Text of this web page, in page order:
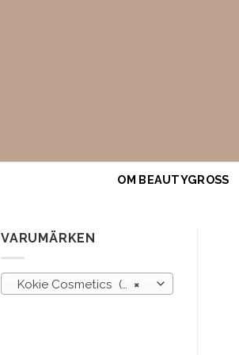
OM BEAUTYGROSS
VARUMÄRKEN
×
Kokie Cosmetics (495)